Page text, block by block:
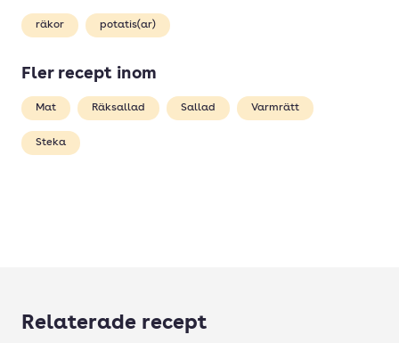
räkor potatis(ar)
Fler recept inom
Mat Räksallad Sallad Varmrätt
Steka
Relaterade recept